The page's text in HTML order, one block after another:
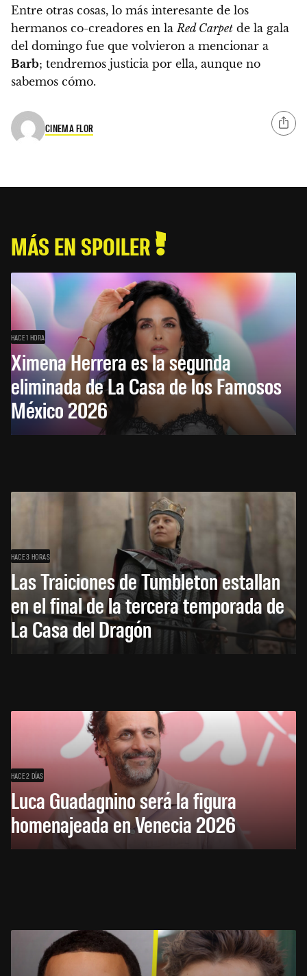
Entre otras cosas, lo más interesante de los
hermanos co-creadores en la Red Carpet de la gala
del domingo fue que volvieron a mencionar a
Barb; tendremos justicia por ella, aunque no
sabemos cómo.
CINEMA FLOR
MÁS EN SPOILER
HACE 1 HORA
Ximena Herrera es la segunda
eliminada de La Casa de los Famosos
México 2026
HACE 3 HORAS
Las Traiciones de Tumbleton estallan
en el final de la tercera temporada de
La Casa del Dragón
HACE 2 DÍAS
Luca Guadagnino será la figura
homenajeada en Venecia 2026